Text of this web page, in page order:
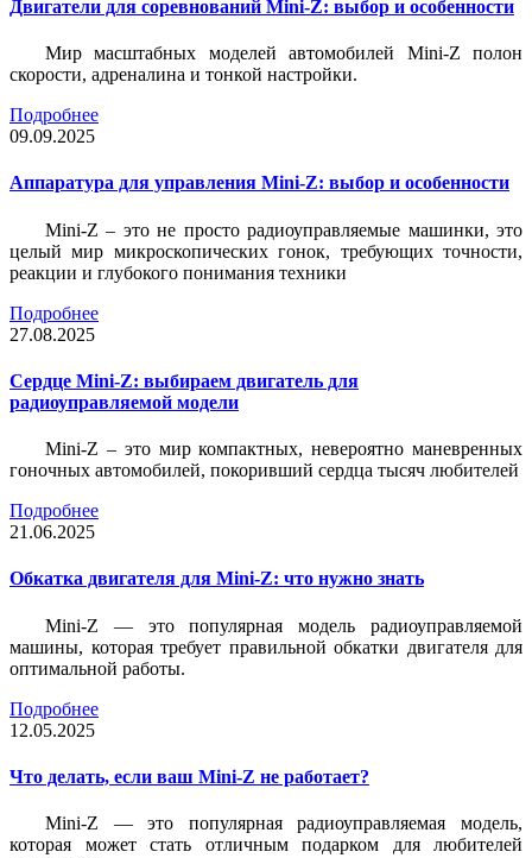
Двигатели для соревнований Mini-Z: выбор и особенности
Мир масштабных моделей автомобилей Mini-Z полон
скорости, адреналина и тонкой настройки.
Подробнее
09.09.2025
Аппаратура для управления Mini-Z: выбор и особенности
Mini-Z – это не просто радиоуправляемые машинки, это
целый мир микроскопических гонок, требующих точности,
реакции и глубокого понимания техники
Подробнее
27.08.2025
Сердце Mini-Z: выбираем двигатель для
радиоуправляемой модели
Mini-Z – это мир компактных, невероятно маневренных
гоночных автомобилей, покоривший сердца тысяч любителей
Подробнее
21.06.2025
Обкатка двигателя для Mini-Z: что нужно знать
Mini-Z — это популярная модель радиоуправляемой
машины, которая требует правильной обкатки двигателя для
оптимальной работы.
Подробнее
12.05.2025
Что делать, если ваш Mini-Z не работает?
Mini-Z — это популярная радиоуправляемая модель,
которая может стать отличным подарком для любителей